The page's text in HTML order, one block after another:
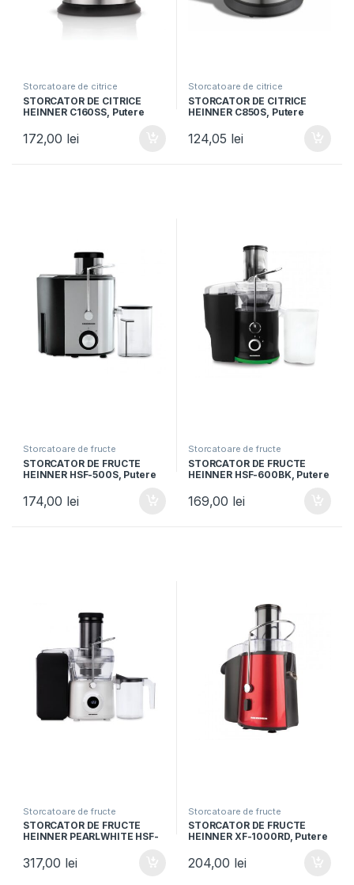
Storcatoare de citrice
STORCATOR DE CITRICE
HEINNER C160SS, Putere
inclusa, Inox, Argintiu
172,00 lei
Storcatoare de citrice
STORCATOR DE CITRICE
HEINNER C850S, Putere
Viteza, Inox
124,05 lei
Storcatoare de fructe
STORCATOR DE FRUCTE
HEINNER HSF-500S, Putere
Recipient suc 350 ml, 2
trepte de viteza, Inox
174,00 lei
Storcatoare de fructe
STORCATOR DE FRUCTE
HEINNER HSF-600BK, Putere
Recipient pulpa 1.5L, Negru
169,00 lei
Storcatoare de fructe
STORCATOR DE FRUCTE
HEINNER PEARLWHITE HSF-
Motor DC, Viteza variabila,
Recipient pulpa 1L, Filtru
317,00 lei
Storcatoare de fructe
STORCATOR DE FRUCTE
HEINNER XF-1000RD, Putere
Recipient pulpa 2L, Rosu
metalic
204,00 lei